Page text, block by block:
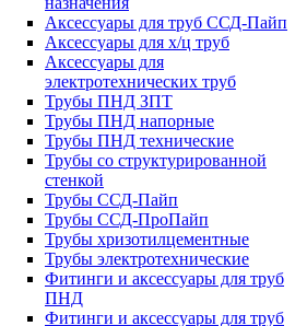
Аксессуары для труб ССД-Пайп
Аксессуары для х/ц труб
Аксессуары для
электротехнических труб
Трубы ПНД ЗПТ
Трубы ПНД напорные
Трубы ПНД технические
Трубы со структурированной
стенкой
Трубы ССД-Пайп
Трубы ССД-ПроПайп
Трубы хризотилцементные
Трубы электротехнические
Фитинги и аксессуары для труб
ПНД
Фитинги и аксессуары для труб